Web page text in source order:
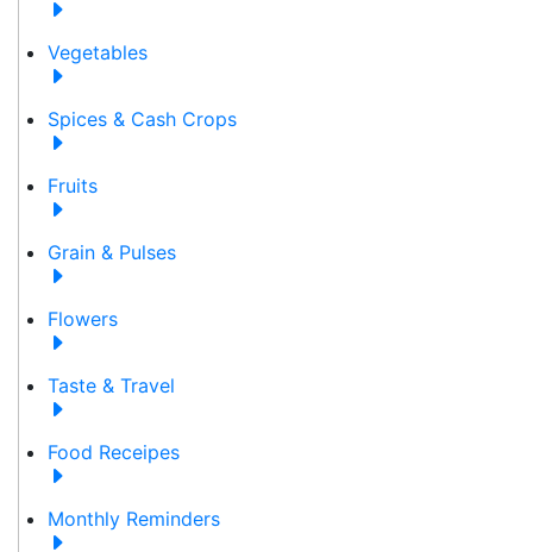
Vegetables
Spices & Cash Crops
Fruits
Grain & Pulses
Flowers
Taste & Travel
Food Receipes
Monthly Reminders